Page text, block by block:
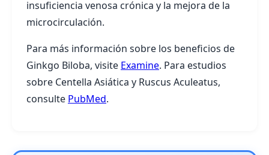
insuficiencia venosa crónica y la mejora de la
microcirculación.
Para más información sobre los beneficios de
Ginkgo Biloba, visite Examine. Para estudios
sobre Centella Asiática y Ruscus Aculeatus,
consulte PubMed.